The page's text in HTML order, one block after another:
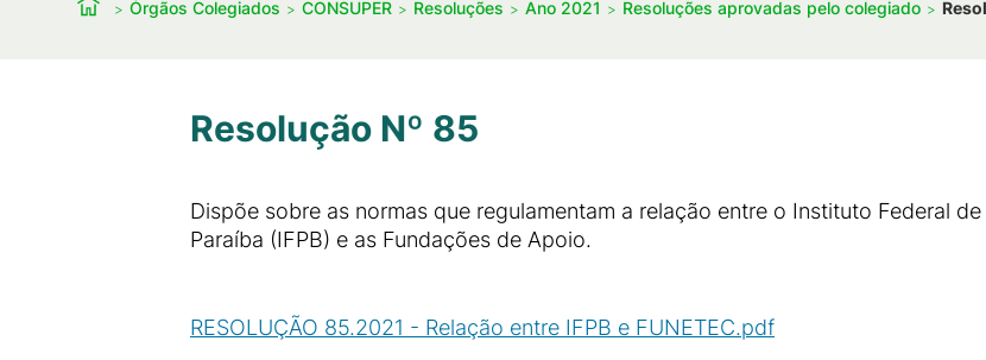
Órgãos Colegiados CONSUPER Resoluções Ano 2021 Resoluções aprovadas pelo colegiado
Resolução Nº 85
Dispõe sobre as normas que regulamentam a relação entre o Instituto Federal
Paraíba (IFPB) e as Fundações de Apoio.
RESOLUÇÃO 85.2021 - Relação entre IFPB e FUNETEC.pdf